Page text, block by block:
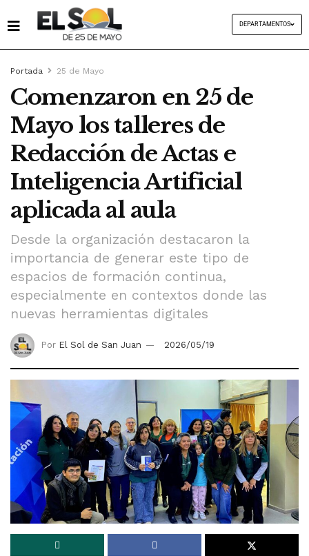
DEPARTAMENTOS
Portada 25 de Mayo
Comenzaron en 25 de
Mayo los talleres de
Redacción de Actas e
Inteligencia Artificial
aplicada al aula
Desde la organización destacaron la
importancia de generar este tipo de
espacios de formación continua,
especialmente en contextos donde las
nuevas herramientas digitales
Por El Sol de San Juan 2026/05/19